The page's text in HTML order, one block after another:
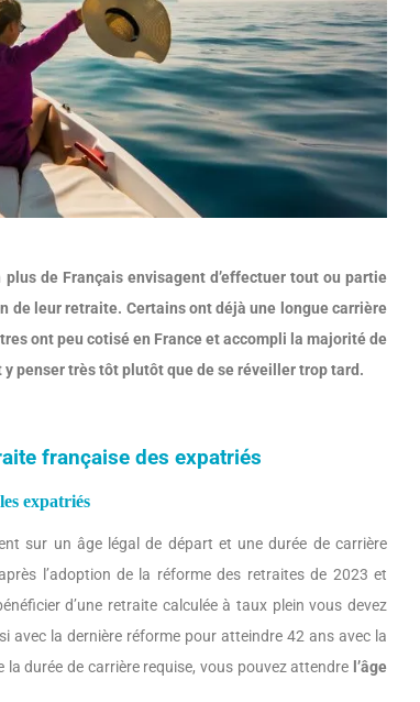
de Français envisagent d’effectuer tout ou partie
de leur retraite. Certains ont déjà une longue carrière
ont peu cotisé en France et accompli la majorité de
penser très tôt plutôt que de se réveiller trop tard.
française des expatriés
expatriés
sur un âge légal de départ et une durée de carrière
l’adoption de la réforme des retraites de 2023 et
d’une retraite calculée à taux plein vous devez
avec la dernière réforme pour atteindre 42 ans avec la
durée de carrière requise, vous pouvez attendre l’âge